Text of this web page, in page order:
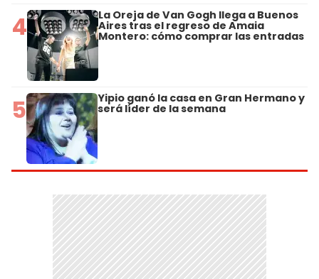
4 La Oreja de Van Gogh llega a Buenos
Aires tras el regreso de Amaia
Montero: cómo comprar las entradas
5 Yipio ganó la casa en Gran Hermano y
será líder de la semana